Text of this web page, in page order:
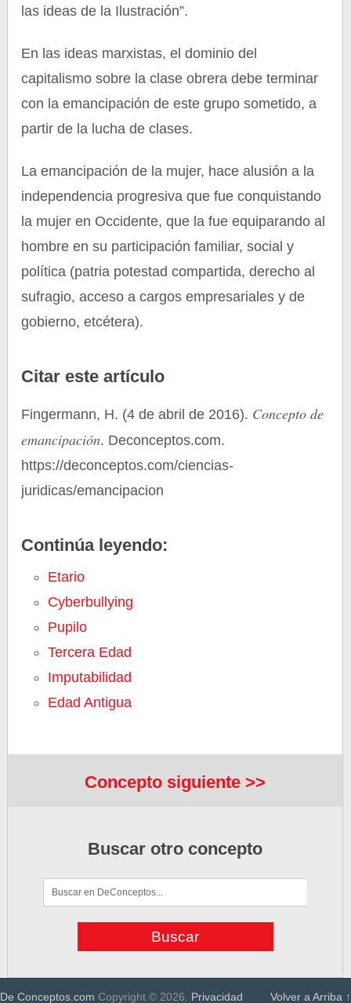
las ideas de la Ilustración”.
En las ideas marxistas, el dominio del
capitalismo sobre la clase obrera debe terminar
con la emancipación de este grupo sometido, a
partir de la lucha de clases.
La emancipación de la mujer, hace alusión a la
independencia progresiva que fue conquistando
la mujer en Occidente, que la fue equiparando al
hombre en su participación familiar, social y
política (patria potestad compartida, derecho al
sufragio, acceso a cargos empresariales y de
gobierno, etcétera).
Citar este artículo
Fingermann, H. (4 de abril de 2016). Concepto de
emancipación. Deconceptos.com.
https://deconceptos.com/ciencias-
juridicas/emancipacion
Continúa leyendo:
Etario
Cyberbullying
Pupilo
Tercera Edad
Imputabilidad
Edad Antigua
Concepto siguiente >>
Buscar otro concepto
De Conceptos.com Copyright © 2026. Privacidad Volver a Arriba ↑